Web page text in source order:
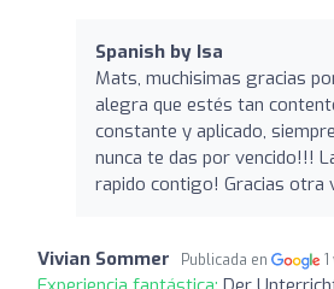
Spanish by Isa
Mats, muchisimas gracias
alegra que estés tan
constante y aplicado,
nunca te das por vencido!!!
rapido contigo! Gracias otra
Vivian Sommer Publicada en